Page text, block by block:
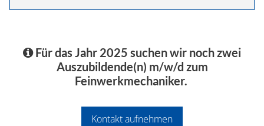
Für das Jahr 2025 suchen wir noch zwei
Auszubildende(n) m/w/d zum
Feinwerkmechaniker.
Kontakt aufnehmen